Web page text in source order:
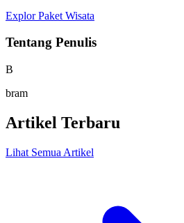
Explor Paket Wisata
Tentang Penulis
B
bram
Artikel Terbaru
Lihat Semua Artikel